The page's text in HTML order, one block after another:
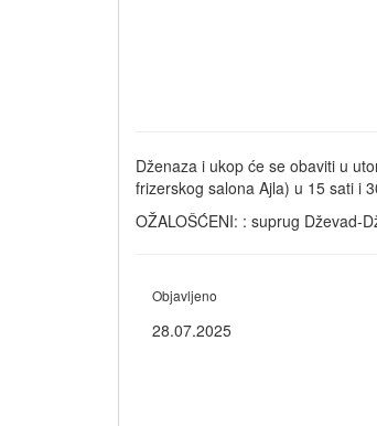
Dženaza i ukop će se obaviti u
frizerskog salona Ajla) u 15 sati i
OŽALOŠĆENI: : suprug Dževad-
Objavljeno
28.07.2025